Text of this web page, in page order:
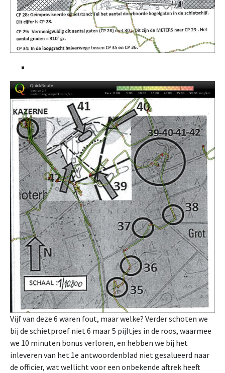
Vijf van deze 6 waren fout, maar welke? Verder schoten we
bij de schietproef niet 6 maar 5 pijltjes in de roos, waarmee
we 10 minuten bonus verloren, en hebben we bij het
inleveren van het 1e antwoordenblad niet gesalueerd naar
de officier, wat wellicht voor een onbekende aftrek heeft